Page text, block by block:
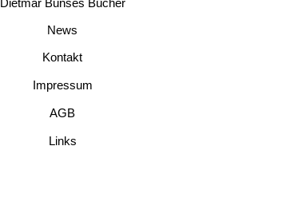
Dietmar Bunses Bücher
News
Kontakt
Impressum
AGB
Links